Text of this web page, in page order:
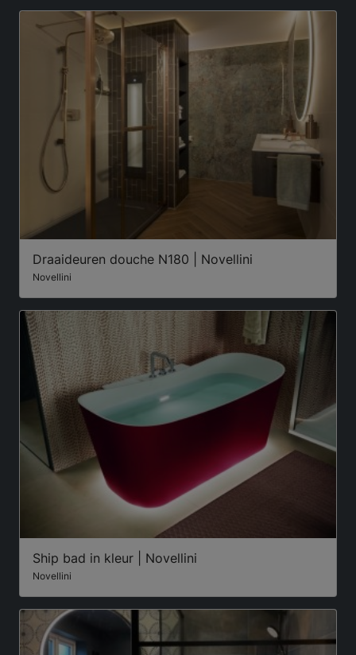
Draaideuren douche N180 | Novellini
Novellini
Ship bad in kleur | Novellini
Novellini